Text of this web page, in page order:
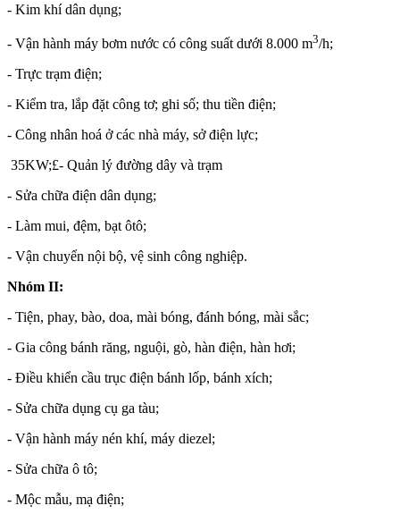
- Kim khí dân dụng;
- Vận hành máy bơm nước có công suất dưới 8.000 m3/h;
- Trực trạm điện;
- Kiểm tra, lắp đặt công tơ; ghi số; thu tiền điện;
- Công nhân hoá ở các nhà máy, sở điện lực;
35KW;£- Quản lý đường dây và trạm
- Sửa chữa điện dân dụng;
- Làm mui, đệm, bạt ôtô;
- Vận chuyển nội bộ, vệ sinh công nghiệp.
Nhóm II:
- Tiện, phay, bào, doa, mài bóng, đánh bóng, mài sắc;
- Gia công bánh răng, nguội, gò, hàn điện, hàn hơi;
- Điều khiển cầu trục điện bánh lốp, bánh xích;
- Sửa chữa dụng cụ ga tàu;
- Vận hành máy nén khí, máy diezel;
- Sửa chữa ô tô;
- Mộc mẫu, mạ điện;